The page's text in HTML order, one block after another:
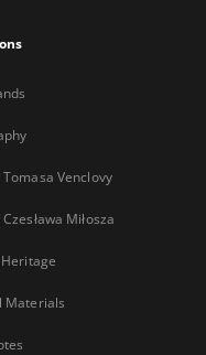
Tomasa Venclovy
Miłosza
Materials